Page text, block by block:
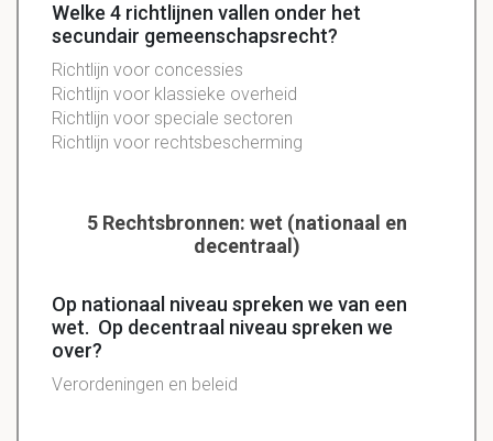
Welke 4 richtlijnen vallen onder het
secundair gemeenschapsrecht?
Richtlijn voor concessies
Richtlijn voor klassieke overheid
Richtlijn voor speciale sectoren
Richtlijn voor rechtsbescherming
5 Rechtsbronnen: wet (nationaal en
decentraal)
Op nationaal niveau spreken we van een
wet. Op decentraal niveau spreken we
over?
Verordeningen en beleid